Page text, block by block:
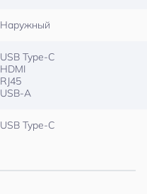
Наружный
USB Type-C
HDMI
RJ45
USB-A
USB Type-C